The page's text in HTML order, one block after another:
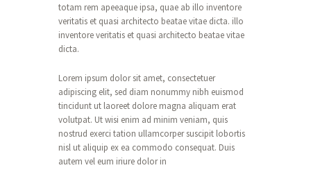
totam rem apeeaque ipsa, quae ab illo inventore
veritatis et quasi architecto beatae vitae dicta. illo
inventore veritatis et quasi architecto beatae vitae
dicta.
Lorem ipsum dolor sit amet, consectetuer
adipiscing elit, sed diam nonummy nibh euismod
tincidunt ut laoreet dolore magna aliquam erat
volutpat. Ut wisi enim ad minim veniam, quis
nostrud exerci tation ullamcorper suscipit lobortis
nisl ut aliquip ex ea commodo consequat. Duis
autem vel eum iriure dolor in